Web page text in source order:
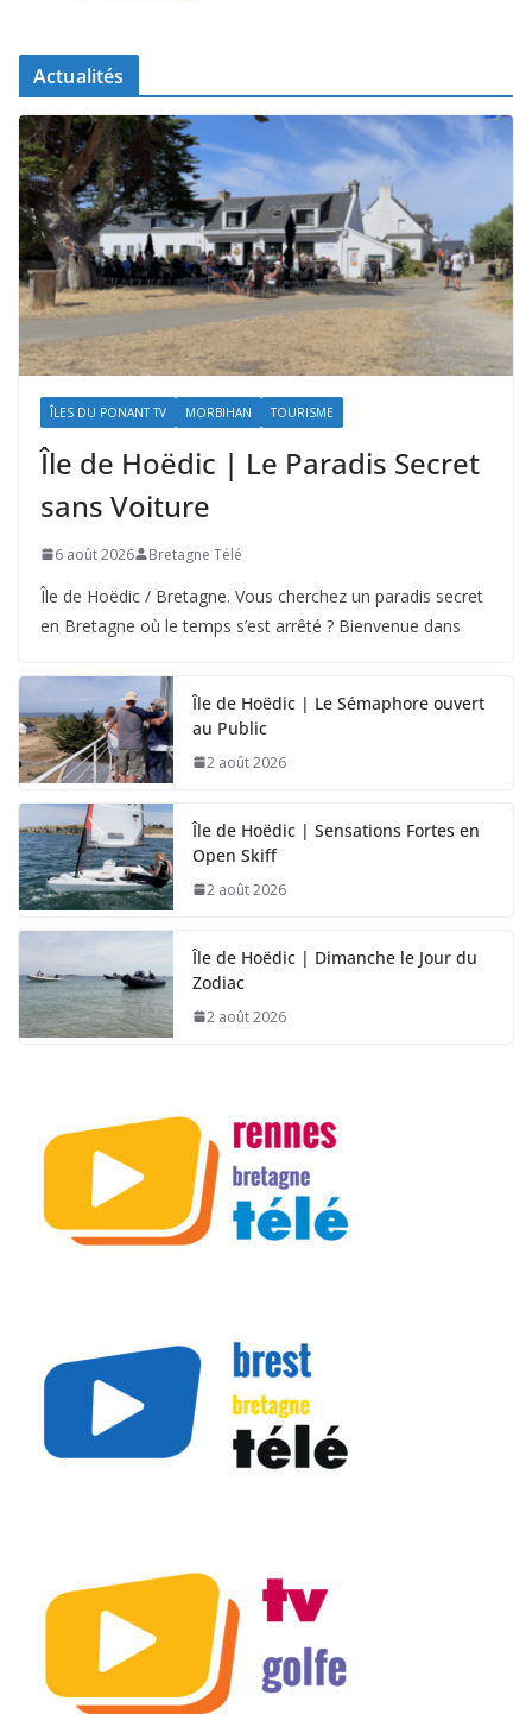
Actualités
ÎLES DU PONANT TV MORBIHAN TOURISME
Île de Hoëdic | Le Paradis Secret
sans Voiture
6 août 2026 Bretagne Télé
Île de Hoëdic / Bretagne. Vous cherchez un paradis secret
en Bretagne où le temps s’est arrêté ? Bienvenue dans
Île de Hoëdic | Le Sémaphore ouvert
au Public
2 août 2026
Île de Hoëdic | Sensations Fortes en
Open Skiff
2 août 2026
Île de Hoëdic | Dimanche le Jour du
Zodiac
2 août 2026